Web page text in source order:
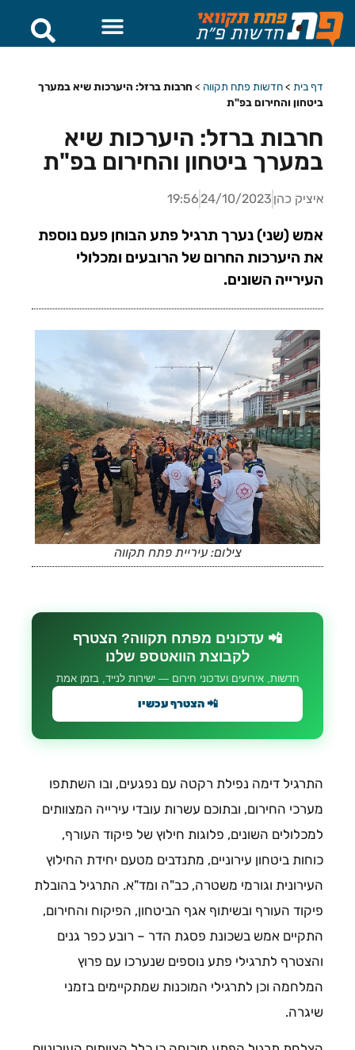
דף בית >חדשות פתח תקווה > חרבות ברזל: היערכות שיא במערך
ביטחון והחירום בפ"ת
חרבות ברזל: היערכות שיא
במערך ביטחון והחירום בפ"ת
איציק כהן 24/10/2023
19:56
אמש (שני) נערך תרגיל פתע הבוחן פעם נוספת
את היערכות החרום של הרובעים ומכלולי
העירייה השונים.
צילום: עיריית פתח תקווה
📲 עדכונים מפתח תקווה? הצטרף
לקבוצת הוואטספ שלנו
חדשות, אירועים ועדכוני חירום — ישירות לנייד, בזמן אמת
📲 הצטרף עכשיו
התרגיל דימה נפילת רקטה עם נפגעים, ובו השתתפו
מערכי החירום, ובתוכם עשרות עובדי עירייה המצוותים
למכלולים השונים, פלוגות חילוץ של פיקוד העורף,
כוחות ביטחון עירוניים, מתנדבים מטעם יחידת החילוץ
העירונית וגורמי משטרה, כב"ה ומד"א. התרגיל בהובלת
פיקוד העורף ובשיתוף אגף הביטחון, הפיקוח והחירום,
התקיים אמש בשכונת פסגת הדר – רובע כפר גנים
והצטרף לתרגילי פתע נוספים שנערכו עם פרוץ
המלחמה וכן לתרגילי המוכנות שמתקיימים בזמני
שיגרה.